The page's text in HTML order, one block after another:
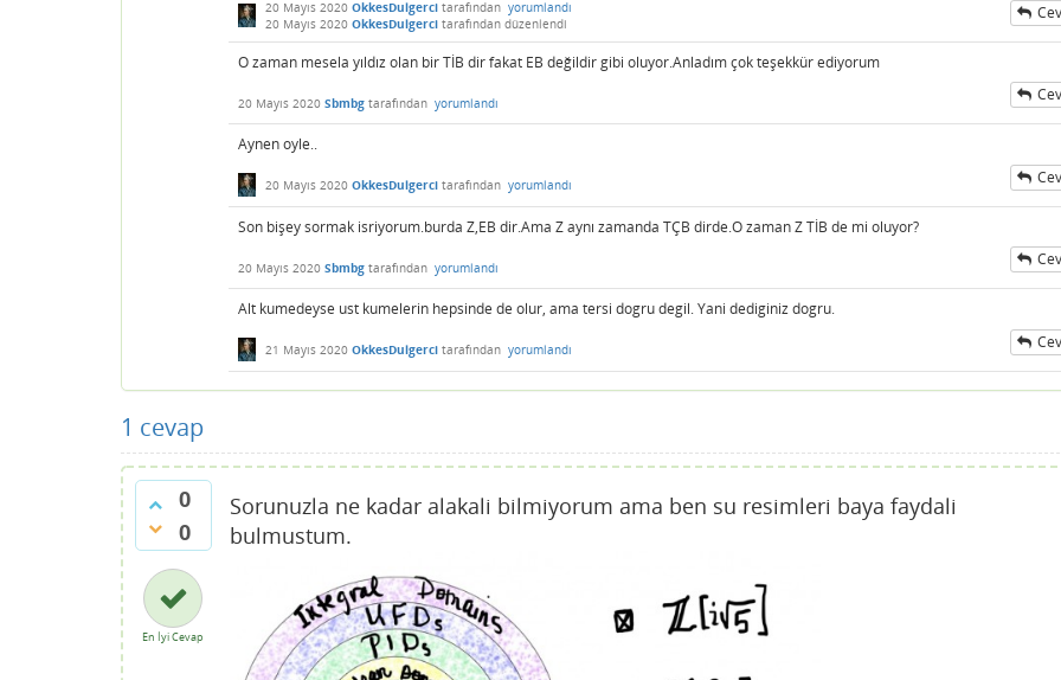
20 Mayıs 2020 OkkesDulgerci tarafından yorumlandı
20 Mayıs 2020 OkkesDulgerci tarafından düzenlendi
O zaman mesela yıldız olan bir TİB dir fakat EB değildir gibi oluyor.Anladım çok teşekkür ediyorum
20 Mayıs 2020 Sbmbg tarafından yorumlandı
Aynen oyle..
20 Mayıs 2020 OkkesDulgerci tarafından yorumlandı
Son bişey sormak isriyorum.burda Z,EB dir.Ama Z aynı zamanda TÇB dirde.O zaman Z TİB de mi oluyor?
20 Mayıs 2020 Sbmbg tarafından yorumlandı
Alt kumedeyse ust kumelerin hepsinde de olur, ama tersi dogru degil. Yani dediginiz dogru.
21 Mayıs 2020 OkkesDulgerci tarafından yorumlandı
1 cevap
0
0
En İyi Cevap
Sorunuzla ne kadar alakali bilmiyorum ama ben su resimleri baya faydali
bulmustum.